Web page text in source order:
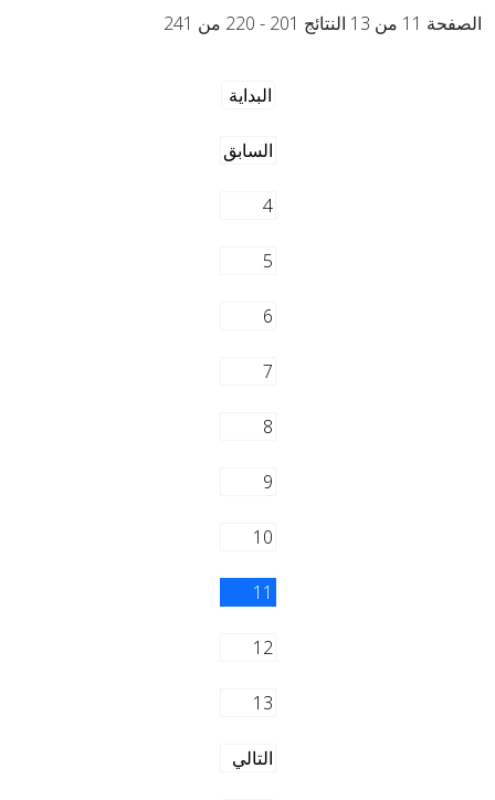
الصفحة 11 من 13 النتائج 201 - 220 من 241
البداية
السابق
4
5
6
7
8
9
10
11
12
13
التالي